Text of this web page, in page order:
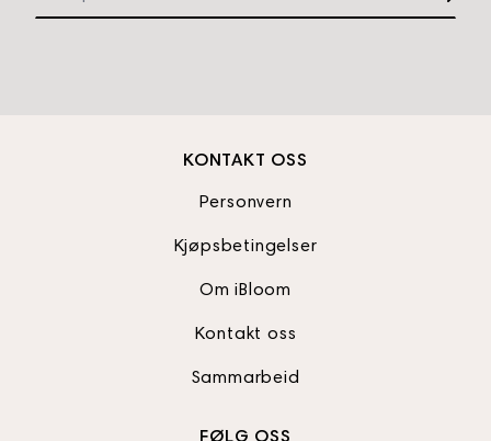
KONTAKT OSS
Personvern
Kjøpsbetingelser
Om iBloom
Kontakt oss
Sammarbeid
FØLG OSS